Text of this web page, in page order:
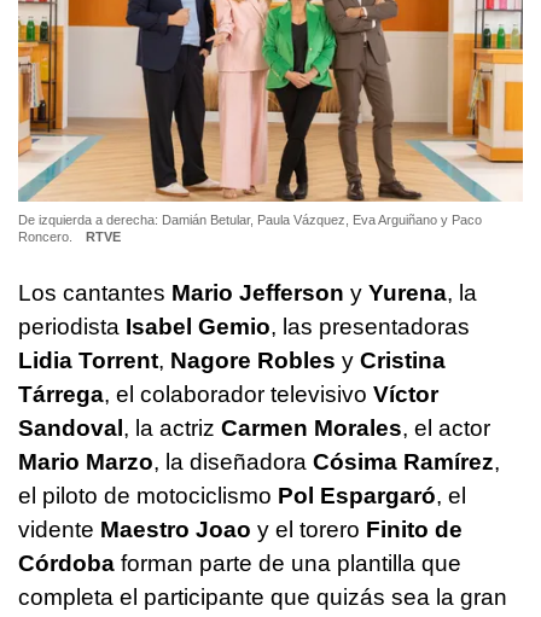
De izquierda a derecha: Damián Betular, Paula Vázquez, Eva Arguiñano y Paco
Roncero.
RTVE
Los cantantes Mario Jefferson y Yurena, la
periodista Isabel Gemio, las presentadoras
Lidia Torrent, Nagore Robles y Cristina
Tárrega, el colaborador televisivo Víctor
Sandoval , la actriz Carmen Morales, el actor
Mario Marzo, la diseñadora Cósima Ramírez,
el piloto de motociclismo Pol Espargaró, el
vidente Maestro Joao y el torero Finito de
Córdoba forman parte de una plantilla que
completa el participante que quizás sea la gran